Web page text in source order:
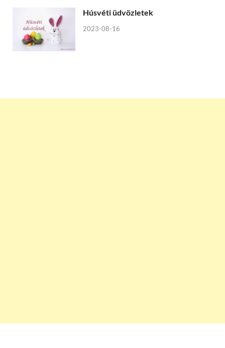
Húsvéti üdvözletek
2023-08-16